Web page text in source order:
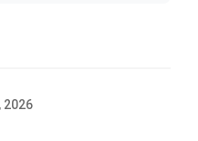
2026